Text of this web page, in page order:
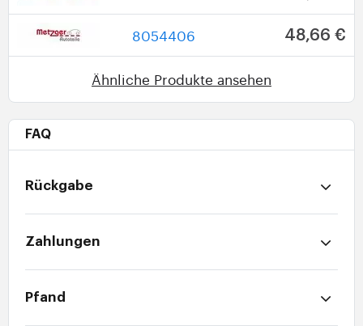
8054406 48,66 €
Ähnliche Produkte ansehen
FAQ
Rückgabe
Zahlungen
Pfand